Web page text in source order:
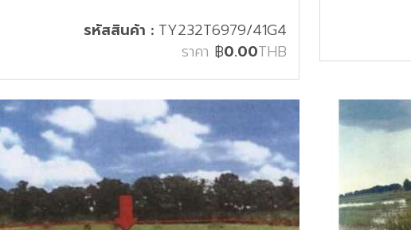
รหัสสินค้า : TY232T6979/41G4
ราคา ฿0.00THB